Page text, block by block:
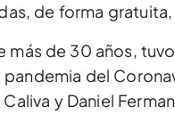
de forma
más de 30 años,
del
y Daniel